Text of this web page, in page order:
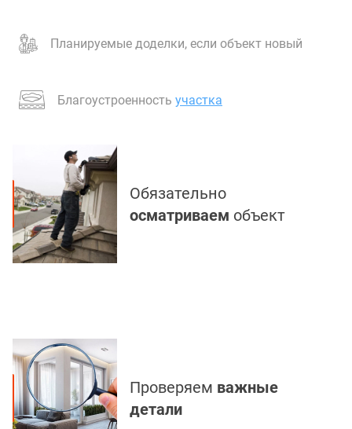
Планируемые доделки, если объект новый
Благоустроенность участка
Обязательно
осматриваем объект
Проверяем важные
детали